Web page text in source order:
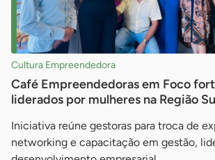
Cultura Empreendedora
Café Empreendedoras em Foco
liderados por mulheres na Região
Iniciativa reúne gestoras para troca de
networking e capacitação em gestão,